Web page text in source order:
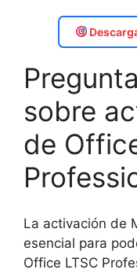
sobre
de
La activación de
esencial para
Office LTSC